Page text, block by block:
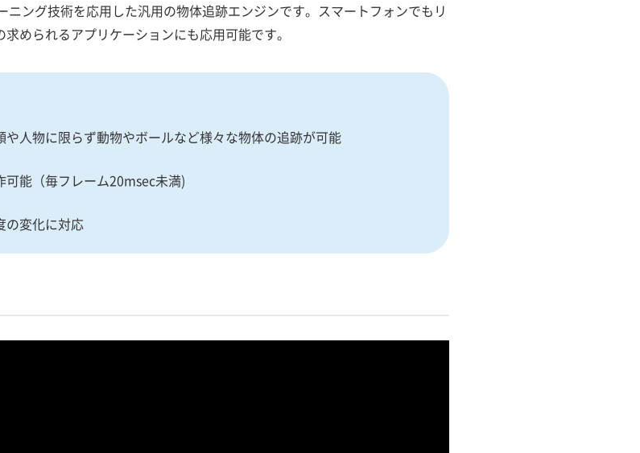
ング技術を応用した汎用の物体追跡エンジンです。スマートフォンでもリ
められるアプリケーションにも応用可能です。
人物に限らず動物やボールなど様々な物体の追跡が可能
能（毎フレーム20msec未満)
の変化に対応